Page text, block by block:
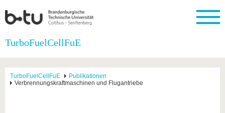
Startseite
Universität
Die BTU
Forschung
Aktuelle
Studium
Studienangebot
International
Internationales
Weiterbildung
Weiterbildungsangebote
Transfer Unileben
TurboFuelCellFuE
TurboFuelCellFuE
Publikationen
Verbrennungskraftmaschinen und Flugantriebe